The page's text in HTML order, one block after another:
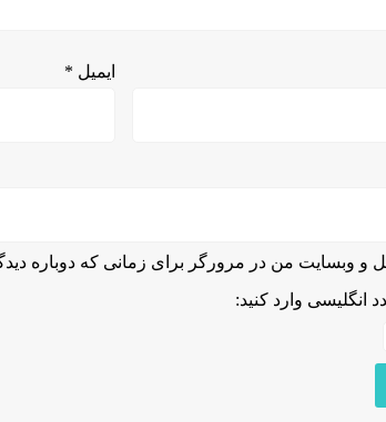
ایمیل *
و وبسایت من در مرورگر برای زمانی که دوباره
انگلیسی وارد کنید: